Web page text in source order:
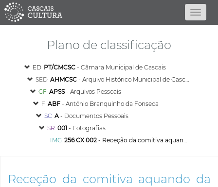
Plano de classificação
ED PT/CMCSC - Câmara Municipal de Cascais
SED AHMCSC - Arquivo Histórico Municipal de Cascais
GF APSS- Arquivos Pessoais
F ABF - António Branquinho da Fonseca
SC A - Documentos Pessoais
SR 001 - Fotografias
IMG 256 CX 002 - Receção da comitiva aquando da visita oficial a S. Paulo. Em primeiro plano, à esquerda, encontra-se Azeredo Perdigão, seguido, atrás, à direita, por Branquinho da Fonseca
Receção da comitiva aquando da